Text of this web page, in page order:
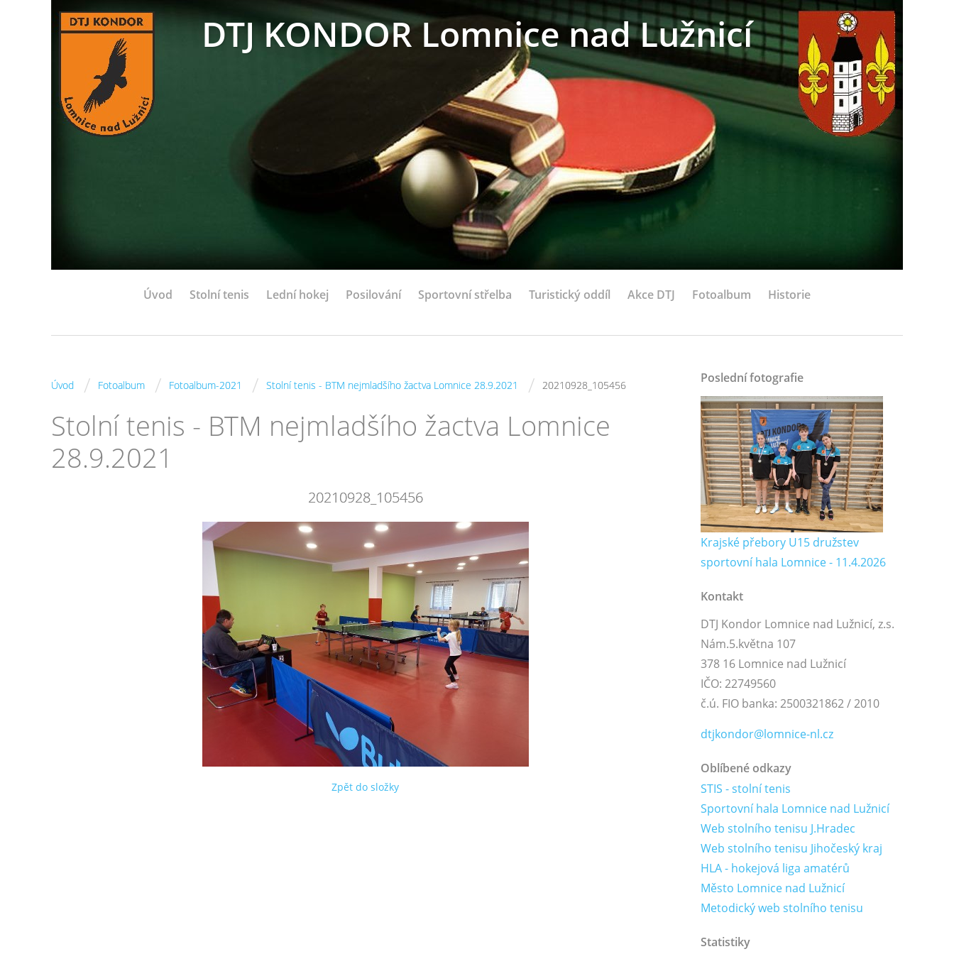
DTJ KONDOR Lomnice nad Lužnicí
Úvod Stolní tenis Lední hokej Posilování Sportovní střelba Turistický oddíl Akce DTJ Fotoalbum Historie
Úvod / Fotoalbum / Fotoalbum-2021 / Stolní tenis - BTM nejmladšího žactva Lomnice 28.9.2021 / 20210928_105456
Stolní tenis - BTM nejmladšího žactva Lomnice
28.9.2021
20210928_105456
Zpět do složky
Poslední fotografie
Krajské přebory U15 družstev
sportovní hala Lomnice - 11.4.2026
Kontakt
DTJ Kondor Lomnice nad Lužnicí, z.s.
Nám.5.května 107
378 16 Lomnice nad Lužnicí
IČO: 22749560
č.ú. FIO banka: 2500321862 / 2010
dtjkondor@lomnice-nl.cz
Oblíbené odkazy
STIS - stolní tenis
Sportovní hala Lomnice nad Lužnicí
Web stolního tenisu J.Hradec
Web stolního tenisu Jihočeský kraj
HLA - hokejová liga amatérů
Město Lomnice nad Lužnicí
Metodický web stolního tenisu
Statistiky